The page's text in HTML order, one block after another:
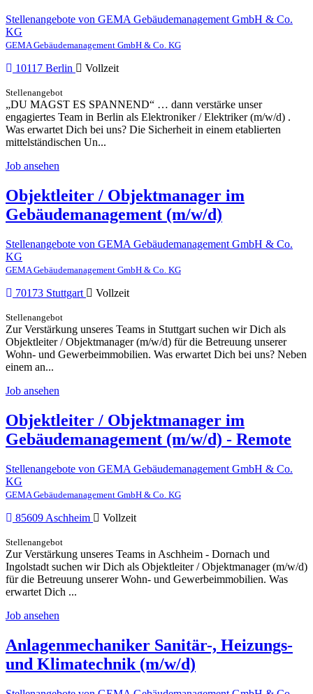
Stellenangebote von GEMA Gebäudemanagement GmbH & Co.
KG
GEMA Gebäudemanagement GmbH & Co. KG
10117 Berlin Vollzeit
Stellenangebot
„DU MAGST ES SPANNEND“ … dann verstärke unser
engagiertes Team in Berlin als Elektroniker / Elektriker (m/w/d) .
Was erwartet Dich bei uns? Die Sicherheit in einem etablierten
mittelständischen Un...
Job ansehen
Objektleiter / Objektmanager im
Gebäudemanagement (m/w/d)
Stellenangebote von GEMA Gebäudemanagement GmbH & Co.
KG
GEMA Gebäudemanagement GmbH & Co. KG
70173 Stuttgart Vollzeit
Stellenangebot
Zur Verstärkung unseres Teams in Stuttgart suchen wir Dich als
Objektleiter / Objektmanager (m/w/d) für die Betreuung unserer
Wohn- und Gewerbeimmobilien. Was erwartet Dich bei uns? Neben
einem an...
Job ansehen
Objektleiter / Objektmanager im
Gebäudemanagement (m/w/d) - Remote
Stellenangebote von GEMA Gebäudemanagement GmbH & Co.
KG
GEMA Gebäudemanagement GmbH & Co. KG
85609 Aschheim Vollzeit
Stellenangebot
Zur Verstärkung unseres Teams in Aschheim - Dornach und
Ingolstadt suchen wir Dich als Objektleiter / Objektmanager (m/w/d)
für die Betreuung unserer Wohn- und Gewerbeimmobilien. Was
erwartet Dich ...
Job ansehen
Anlagenmechaniker Sanitär-, Heizungs-
und Klimatechnik (m/w/d)